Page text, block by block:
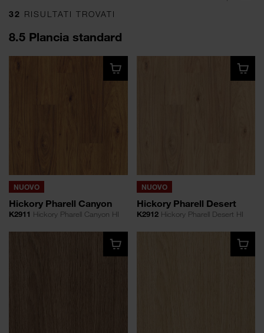
32 RISULTATI TROVATI
8.5 Plancia standard
NUOVO
Hickory Pharell Canyon
K2911 Hickory Pharell Canyon HI
NUOVO
Hickory Pharell Desert
K2912Hickory Pharell Desert HI